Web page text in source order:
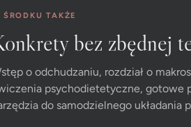
ŚRODKU TAKŻE
bez zbędnej
o odchudzaniu, rozdział o
psychodietetyczne, gotowe
do samodzielnego układania